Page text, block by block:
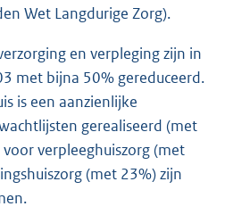
Wet Langdurige Zorg).
en verpleging zijn in
met bijna 50% gereduceerd.
is een aanzienlijke
gerealiseerd (met
verpleeghuiszorg (met
(met 23%) zijn